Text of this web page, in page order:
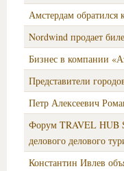
Амстердам обратился
Nordwind продает
Бизнес в компании
Представители
Петр Алексеевич
Форум TRAVEL HUB
делового делового
Константин Ивлев